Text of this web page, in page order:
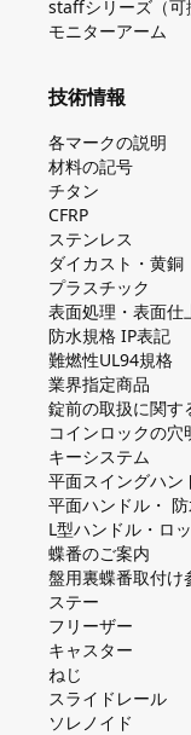
staffシリーズ（可
モニターアーム
技術情報
各マークの説明
材料の記号
チタン
CFRP
ステンレス
ダイカスト・⻩銅
プラスチック
表面処理・表面仕
防⽔規格 IP表記
難燃性UL94規格
業界指定商品
錠前の取扱に関す
コインロックの
キーシステム
平⾯スイングハン
平⾯ハンドル・
L型ハンドル・ロ
蝶番のご案内
盤⽤裏蝶番取付け
ステー
フリーザー
キャスター
ねじ
スライドレール
ソレノイド